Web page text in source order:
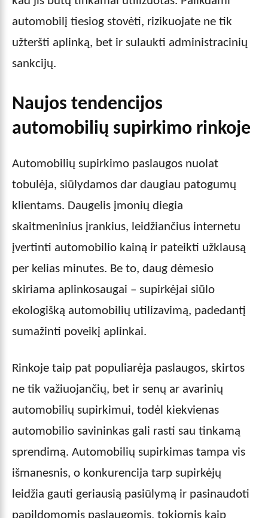
automobilį tiesiog stovėti, rizikuojate ne tik
užteršti aplinką, bet ir sulaukti administracinių
sankcijų.
Naujos tendencijos
automobilių supirkimo rinkoje
Automobilių supirkimo paslaugos nuolat
tobulėja, siūlydamos dar daugiau patogumų
klientams. Daugelis įmonių diegia
skaitmeninius įrankius, leidžiančius internetu
įvertinti automobilio kainą ir pateikti užklausą
per kelias minutes. Be to, daug dėmesio
skiriama aplinkosaugai – supirkėjai siūlo
ekologišką automobilių utilizavimą, padedantį
sumažinti poveikį aplinkai.
Rinkoje taip pat populiarėja paslaugos, skirtos
ne tik važiuojančių, bet ir senų ar avarinių
automobilių supirkimui, todėl kiekvienas
automobilio savininkas gali rasti sau tinkamą
sprendimą. Automobilių supirkimas tampa vis
išmanesnis, o konkurencija tarp supirkėjų
leidžia gauti geriausią pasiūlymą ir pasinaudoti
papildomomis paslaugomis, tokiomis kaip